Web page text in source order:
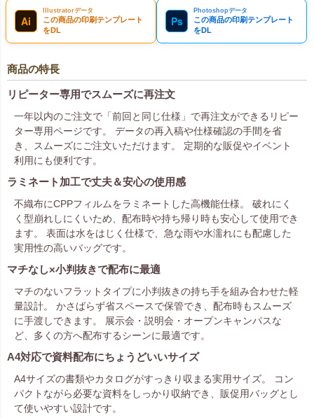
Ai
Illustratorデータ
この商品の印刷テンプレート
をDL
Ps
Photoshopデータ
この商品の印刷テンプレート
をDL
商品の特長
リピーター専用でスムーズに再注文
一年以内のご注文で「前回と同じ仕様」で再注文ができるリピー
ター専用ページです。 データの再入稿や仕様確認の手間を省
き、スムーズにご注文いただけます。 定期的な販促やイベント
利用にも便利です。
ラミネート加工で丈夫＆安心の使用感
不織布にCPPフィルムをラミネートした高機能仕様。 破れにく
く型崩れしにくいため、配布時や持ち帰り時も安心して使用でき
ます。 表面は水をはじく仕様で、急な雨や水濡れにも配慮した
実用性の高いバッグです。
マチなし×小判抜きで配布に最適
マチのないフラットタイプに小判抜きの持ち手を組み合わせた軽
量設計。 かさばらず省スペースで保管でき、配布時もスムーズ
に手渡しできます。 展示会・説明会・オープンキャンパスな
ど、多くの方へ配布するシーンに最適です。
A4対応で資料配布にちょうどいいサイズ
A4サイズの書類やカタログがすっきり収まる実用サイズ。 コン
パクトながら必要な資料をしっかり収納でき、販促用バッグとし
て使いやすい設計です。